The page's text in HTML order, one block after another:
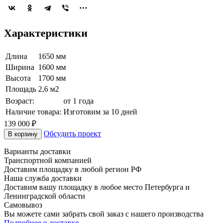
Характеристики
Длина
1650 мм
Ширина 1600 мм
Высота
1700 мм
Площадь 2,6 м2
Возраст:
от 1 года
Наличие товара: Изготовим за 10 дней
139 000 ₽
В корзину Обсудить проект
Варианты доставки
Транспортной компанией
Доставим площадку в любой регион РФ
Наша служба доставки
Доставим вашу площадку в любое место Петербурга и
Ленинградской области
Самовывоз
Вы можете сами забрать свой заказ с нашего производства